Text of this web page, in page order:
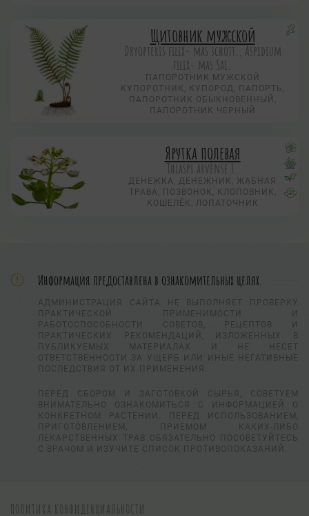
Щитовник мужской
Dryopteris filix- mas schott., Aspidium
filix- mas Sai.
ПАПОРОТНИК МУЖСКОЙ
КУПОРОТНИК, КУПОРОД, ПАПОРТЬ,
ПАПОРОТНИК ОБЫКНОВЕННЫЙ,
ПАПОРОТНИК ЧЕРНЫЙ
Ярутка полевая
Thlaspi arvense L.
ДЕНЕЖКА, ДЕНЕЖНИК, ЖАБНАЯ
ТРАВА, ПОЗВОНОК, КЛОПОВНИК,
КОШЕЛЁК, ЛОПАТОЧНИК
Информация предоставлена в ознакомительных целях.
АДМИНИСТРАЦИЯ САЙТА НЕ ВЫПОЛНЯЕТ ПРОВЕРКУ
ПРАКТИЧЕСКОЙ ПРИМЕНИМОСТИ И
РАБОТОСПОСОБНОСТИ СОВЕТОВ, РЕЦЕПТОВ И
ПРАКТИЧЕСКИХ РЕКОМЕНДАЦИЙ, ИЗЛОЖЕННЫХ В
ПУБЛИКУЕМЫХ МАТЕРИАЛАХ И НЕ НЕСЕТ
ОТВЕТСТВЕННОСТИ ЗА УЩЕРБ ИЛИ ИНЫЕ НЕГАТИВНЫЕ
ПОСЛЕДСТВИЯ ОТ ИХ ПРИМЕНЕНИЯ.
ПЕРЕД СБОРОМ И ЗАГОТОВКОЙ СЫРЬЯ, СОВЕТУЕМ
ВНИМАТЕЛЬНО ОЗНАКОМИТЬСЯ С ИНФОРМАЦИЕЙ О
КОНКРЕТНОМ РАСТЕНИИ. ПЕРЕД ИСПОЛЬЗОВАНИЕМ,
ПРИГОТОВЛЕНИЕМ, ПРИЕМОМ КАКИХ-ЛИБО
ЛЕКАРСТВЕННЫХ ТРАВ ОБЯЗАТЕЛЬНО ПОСОВЕТУЙТЕСЬ
С ВРАЧОМ И ИЗУЧИТЕ СПИСОК ПРОТИВОПОКАЗАНИЙ.
ПОЛИТИКА КОНФИДЕНЦИАЛЬНОСТИ